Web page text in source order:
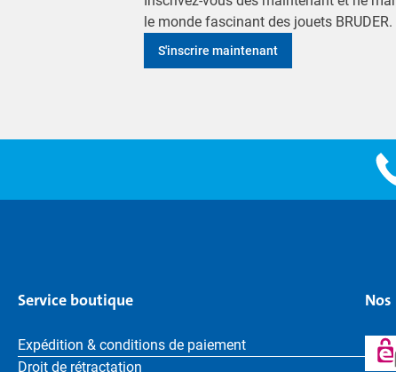
le monde fascinant des jouets BRUDER.
S'inscrire maintenant
Service boutique
Expédition & conditions de paiement
Droit de rétractation